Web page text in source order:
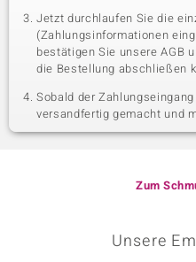
Jetzt durchlaufen Sie die
(Zahlungsinformationen
bestätigen Sie unsere AGB
die Bestellung abschließen
Sobald der
versandfertig gemacht und
Zum
Unsere